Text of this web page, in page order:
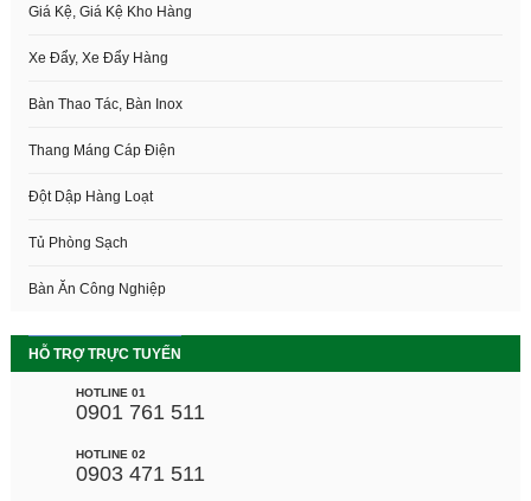
Giá Kệ, Giá Kệ Kho Hàng
Xe Đẩy, Xe Đẩy Hàng
Bàn Thao Tác, Bàn Inox
Thang Máng Cáp Điện
Đột Dập Hàng Loạt
Tủ Phòng Sạch
Bàn Ăn Công Nghiệp
HỖ TRỢ TRỰC TUYẾN
HOTLINE 01
0901 761 511
HOTLINE 02
0903 471 511